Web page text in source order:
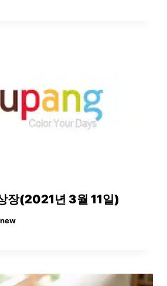
장(2021년 3월 11일)